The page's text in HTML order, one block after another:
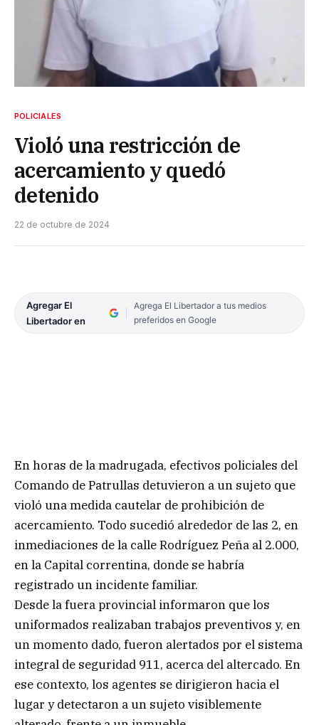
POLICIALES
Violó una restricción de
acercamiento y quedó
detenido
22 de octubre de 2024
Agregar El
Libertador en
Agrega El Libertador a tus medios
preferidos en Google
En horas de la madrugada, efectivos policiales del
Comando de Patrullas detuvieron a un sujeto que
violó una medida cautelar de prohibición de
acercamiento. Todo sucedió alrededor de las 2, en
inmediaciones de la calle Rodríguez Peña al 2.000,
en la Capital correntina, donde se habría
registrado un incidente familiar.
Desde la fuera provincial informaron que los
uniformados realizaban trabajos preventivos y, en
un momento dado, fueron alertados por el sistema
integral de seguridad 911, acerca del altercado. En
ese contexto, los agentes se dirigieron hacia el
lugar y detectaron a un sujeto visiblemente